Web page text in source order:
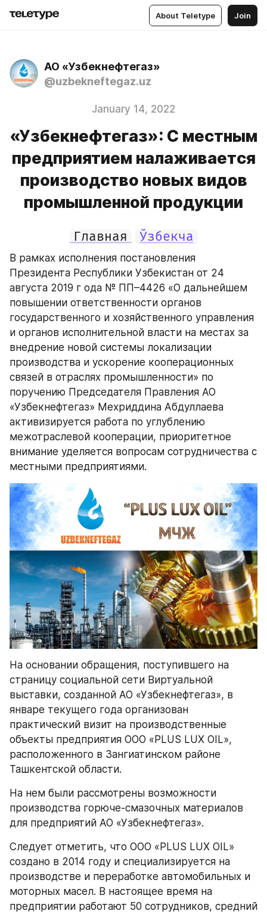
About Teletype Join
АО «Узбекнефтегаз»
@uzbekneftegaz.uz
January 14, 2022
«Узбекнефтегаз»: С местным
предприятием налаживается
производство новых видов
промышленной продукции
Главная Ўзбекча
В рамках исполнения постановления
Президента Республики Узбекистан от 24
августа 2019 г ода № ПП–4426 «О дальнейшем
повышении ответственности органов
государственного и хозяйственного управления
и органов исполнительной власти на местах за
внедрение новой системы локализации
производства и ускорение кооперационных
связей в отраслях промышленности» по
поручению Председателя Правления АО
«Узбекнефтегаз» Мехриддина Абдуллаева
активизируется работа по углублению
межотраслевой кооперации, приоритетное
внимание уделяется вопросам сотрудничества с
местными предприятиями.
На основании обращения, поступившего на
страницу социальной сети Виртуальной
выставки, созданной АО «Узбекнефтегаз», в
январе текущего года организован
практический визит на производственные
объекты предприятия ООО «PLUS LUX OIL»,
расположенного в Зангиатинском районе
Ташкентской области.
На нем были рассмотрены возможности
производства горюче-смазочных материалов
для предприятий АО «Узбекнефтегаз».
Следует отметить, что ООО «PLUS LUX OIL»
создано в 2014 году и специализируется на
производстве и переработке автомобильных и
моторных масел. В настоящее время на
предприятии работают 50 сотрудников, средний